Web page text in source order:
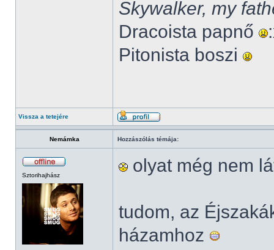
Skywalker, my
Dracoista papnő
Pitonista boszi
Vissza a tetejére
Nemámka Hozzászólás témája:
Sztorihajhász olyat még nem
tudom, az
házamhoz